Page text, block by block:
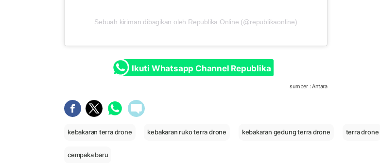
Sebuah kiriman dibagikan oleh Republika Online (@republikaonline)
Ikuti Whatsapp Channel Republika
sumber : Antara
kebakaran terra drone kebakaran ruko terra drone kebakaran gedung terra drone terra drone
cempaka baru